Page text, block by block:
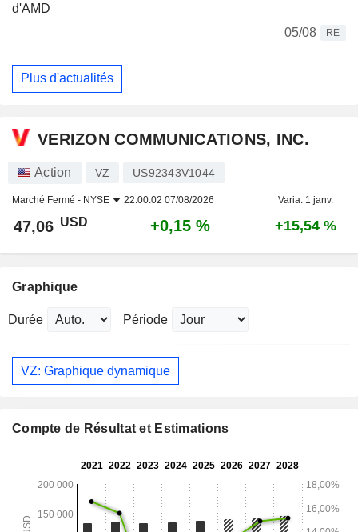
d'AMD
05/08
RE
Plus d'actualités
VERIZON COMMUNICATIONS, INC.
Action VZ US92343V1044
Marché Fermé - NYSE 22:00:02 07/08/2026 Varia. 1 janv.
47,06 USD +0,15 % +15,54 %
Graphique
Durée Période
VZ: Graphique dynamique
Compte de Résultat et Estimations